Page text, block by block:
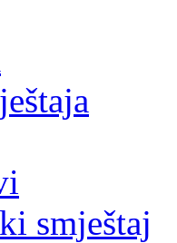
smještaj